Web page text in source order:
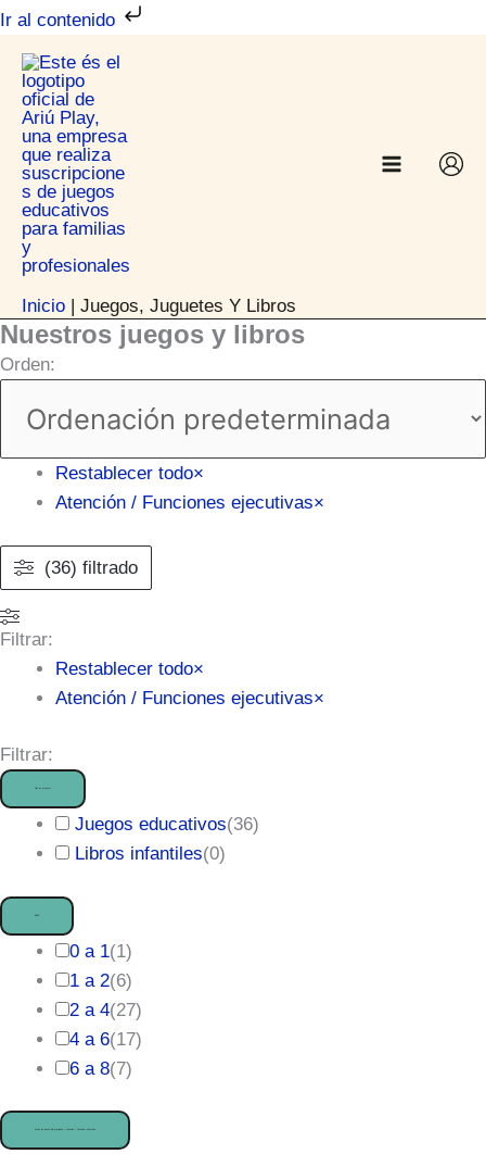
Ir al contenido
Ir
contenido
Inicio | Juegos, Juguetes Y Libros
Nuestros juegos y libros
Orden:
Restablecer todo×
Atención / Funciones ejecutivas×
(36) filtrado
Filtrar:
Restablecer todo×
Atención / Funciones ejecutivas×
Filtrar:
Juegos educativos(36)
Libros infantiles(0)
0 a 1(1)
1 a 2(6)
2 a 4(27)
4 a 6(17)
6 a 8(7)